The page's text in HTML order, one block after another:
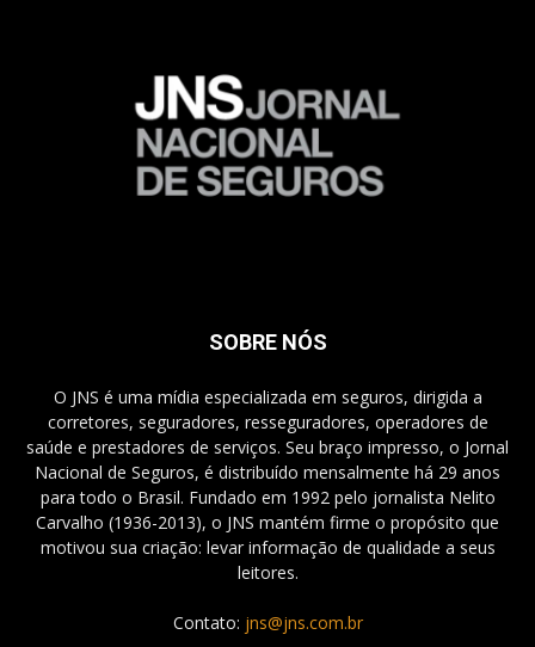
SOBRE NÓS
O JNS é uma mídia especializada em seguros, dirigida a
corretores, seguradores, resseguradores, operadores de
saúde e prestadores de serviços. Seu braço impresso, o Jornal
Nacional de Seguros, é distribuído mensalmente há 29 anos
para todo o Brasil. Fundado em 1992 pelo jornalista Nelito
Carvalho (1936-2013), o JNS mantém firme o propósito que
motivou sua criação: levar informação de qualidade a seus
leitores.
Contato: jns@jns.com.br